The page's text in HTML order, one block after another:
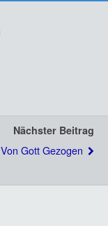
Nächster Beitrag
Von Gott Gezogen